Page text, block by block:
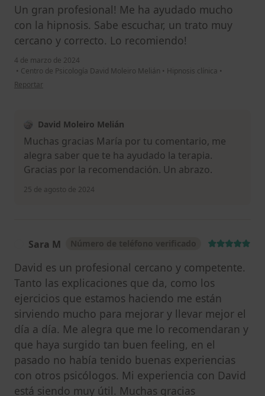
Un gran profesional! Me ha ayudado mucho
con la hipnosis. Sabe escuchar, un trato muy
cercano y correcto. Lo recomiendo!
4 de marzo de 2024
• Centro de Psicología David Moleiro Melián • Hipnosis clínica •
en opinión del usuario María
Reportar
David Moleiro Melián
Muchas gracias María por tu comentario, me
alegra saber que te ha ayudado la terapia.
Gracias por la recomendación. Un abrazo.
25 de agosto de 2024
Sara M
David es un profesional cercano y competente.
Tanto las explicaciones que da, como los
ejercicios que estamos haciendo me están
sirviendo mucho para mejorar y llevar mejor el
día a día. Me alegra que me lo recomendaran y
que haya surgido tan buen feeling, en el
pasado no había tenido buenas experiencias
con otros psicólogos. Mi experiencia con David
está siendo muy útil. Muchas gracias